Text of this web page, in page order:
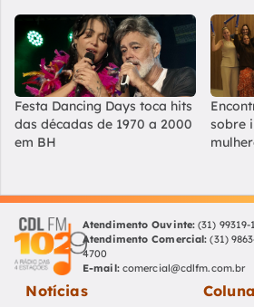
Festa Dancing Days toca hits
das décadas de 1970 a 2000
em BH
sobre
Atendimento Ouvinte: (31) 99319-
Atendimento Comercial: (31)
4700
E-mail: comercial@cdlfm.com.br
Notícias